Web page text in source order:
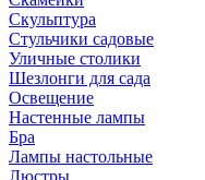
Скульптура
Стульчики садовые
Уличные столики
Шезлонги для сада
Освещение
Hастенные лампы
Бра
Лампы настольные
Люстры